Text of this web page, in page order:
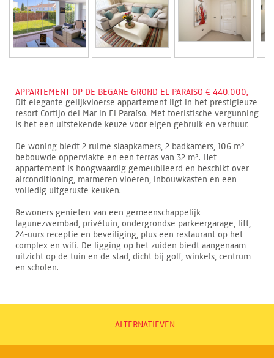
APPARTEMENT OP DE BEGANE GROND EL PARAISO € 440.000,-
Dit elegante gelijkvloerse appartement ligt in het prestigieuze
resort Cortijo del Mar in El Paraíso. Met toeristische vergunning
is het een uitstekende keuze voor eigen gebruik en verhuur.
De woning biedt 2 ruime slaapkamers, 2 badkamers, 106 m²
bebouwde oppervlakte en een terras van 32 m². Het
appartement is hoogwaardig gemeubileerd en beschikt over
airconditioning, marmeren vloeren, inbouwkasten en een
volledig uitgeruste keuken.
Bewoners genieten van een gemeenschappelijk
lagunezwembad, privétuin, ondergrondse parkeergarage, lift,
24-uurs receptie en beveiliging, plus een restaurant op het
complex en wifi. De ligging op het zuiden biedt aangenaam
uitzicht op de tuin en de stad, dicht bij golf, winkels, centrum
en scholen.
ALTERNATIEVEN